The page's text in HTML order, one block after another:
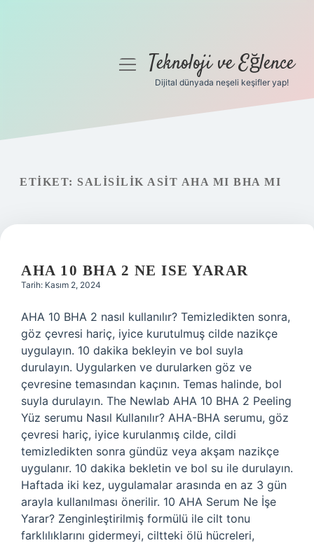
Gizlilik Politikası
menüyüTeknoloji ve Eğlence
Dijital dünyada neşeli keşifler yap!
ETIKET: SALISILIK ASIT AHA MI BHA MI
AHA 10 BHA 2 NE ISE YARAR
Tarih: Kasım 2, 2024
AHA 10 BHA 2 nasıl kullanılır? Temizledikten sonra,
göz çevresi hariç, iyice kurutulmuş cilde nazikçe
uygulayın. 10 dakika bekleyin ve bol suyla
durulayın. Uygularken ve durularken göz ve
çevresine temasından kaçının. Temas halinde, bol
suyla durulayın. The Newlab AHA 10 BHA 2 Peeling
Yüz serumu Nasıl Kullanılır? AHA-BHA serumu, göz
çevresi hariç, iyice kurulanmış cilde, cildi
temizledikten sonra gündüz veya akşam nazikçe
uygulanır. 10 dakika bekletin ve bol su ile durulayın.
Haftada iki kez, uygulamalar arasında en az 3 gün
arayla kullanılması önerilir. 10 AHA Serum Ne İşe
Yarar? Zenginleştirilmiş formülü ile cilt tonu
farklılıklarını gidermeyi, ciltteki ölü hücreleri,